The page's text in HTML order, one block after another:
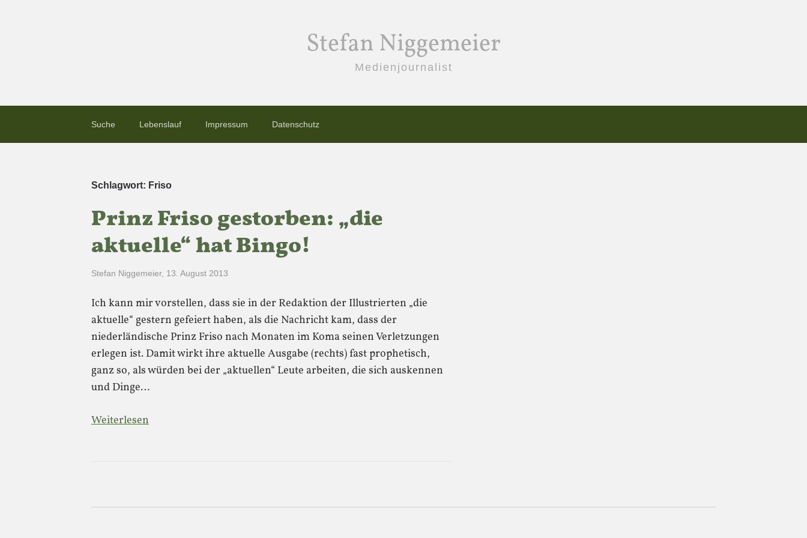
Stefan Niggemeier
Medienjournalist
Suche Lebenslauf Impressum Datenschutz
Schlagwort: Friso
Prinz Friso gestorben: „die
aktuelle“ hat Bingo!
Stefan Niggemeier, 13. August 2013
Ich kann mir vorstellen, dass sie in der Redaktion der Illustrierten „die
aktuelle“ gestern gefeiert haben, als die Nachricht kam, dass der
niederländische Prinz Friso nach Monaten im Koma seinen Verletzungen
erlegen ist. Damit wirkt ihre aktuelle Ausgabe (rechts) fast prophetisch,
ganz so, als würden bei der „aktuellen“ Leute arbeiten, die sich auskennen
und Dinge…
Weiterlesen